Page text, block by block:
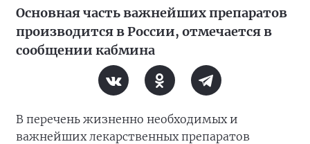
Основная часть важнейших препаратов
производится в России, отмечается в
сообщении кабмина
В перечень жизненно необходимых и
важнейших лекарственных препаратов